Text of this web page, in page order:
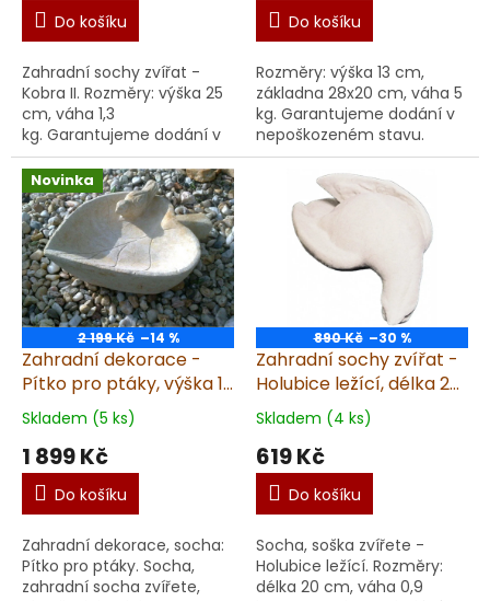
Do košíku
Zahradní sochy zvířat -
Kobra II. Rozměry: výška 25
cm, váha 1,3
kg. Garantujeme dodání v
nepoškozeném stavu.
Materiál: umělý
pískovec. Doporučujeme impregnaci.
V...
Do košíku
Rozměry: výška 13 cm,
základna 28x20 cm, váha 5
kg. Garantujeme dodání v
nepoškozeném stavu.
Materiál: umělý
pískovec. Doporučujeme
Vyrobené v ČR z kv...
Novinka
2 199 Kč –14 %
Zahradní dekorace -
Pítko pro ptáky, výška 12
cm, 7,5 kg, pískovec
Skladem (5 ks)
1 899 Kč
Do košíku
Zahradní dekorace, socha:
Pítko pro ptáky. Socha,
zahradní socha zvířete,
890 Kč –30 %
Zahradní sochy zvířat -
Holubice ležící, délka 20
cm, 0,9 kg, pískovec
Skladem (4 ks)
619 Kč
Do košíku
Socha, soška zvířete -
Holubice ležící. Rozměry:
délka 20 cm, váha 0,9